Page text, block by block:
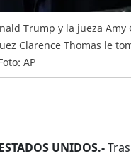
Trump y la jueza
Clarence Thomas le
AP
UNIDOS.-